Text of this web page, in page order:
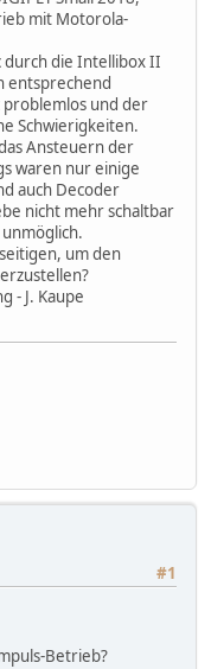
mit Motorola-
durch die Intellibox II
entsprechend
und der
Schwierigkeiten.
Ansteuern der
waren nur einige
auch Decoder
nicht mehr schaltbar
um den
- J. Kaupe
#1
Betrieb?